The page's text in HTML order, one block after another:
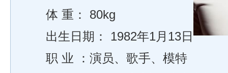
体 重： 80kg
出生日期： 1982年1月13日
职 业 ：演员、歌手、模特